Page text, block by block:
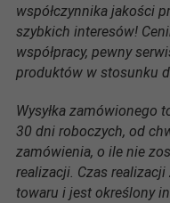
współczynnika jakości
szybkich interesów!
współpracy, pewny
produktów w stosunku
Wysyłka zamówionego
30 dni roboczych, od
zamówienia, o ile nie
realizacji. Czas
towaru i jest określony